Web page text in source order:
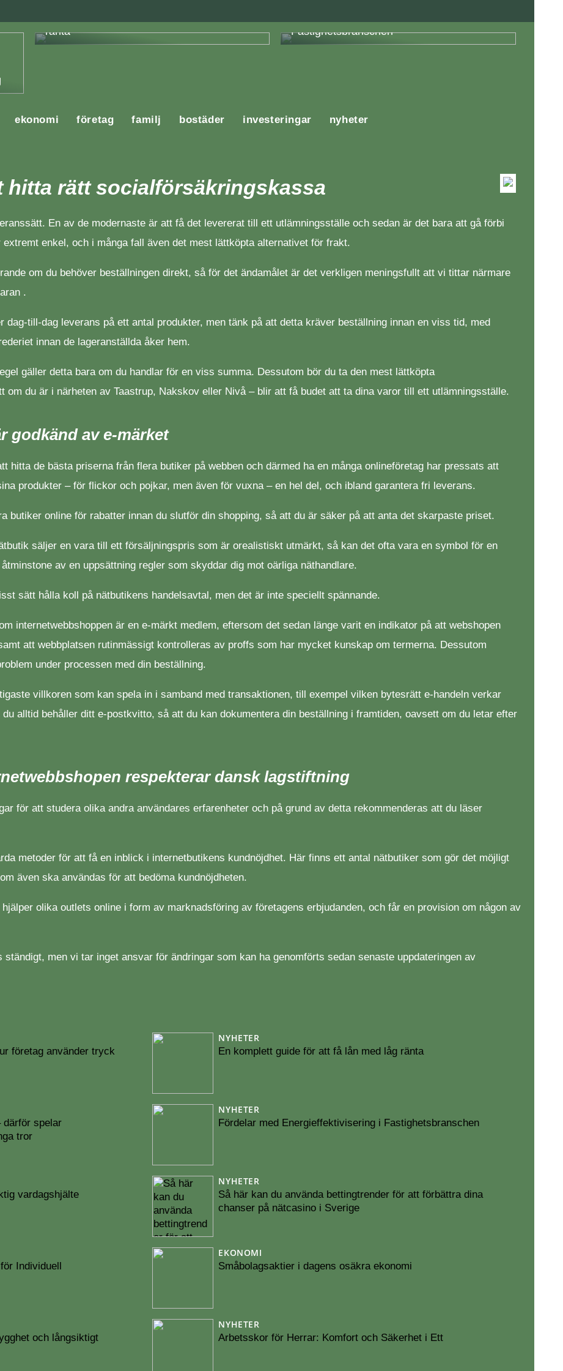
En komplett guide för att få lån med låg
ränta
Fördelar med Energieffektivisering i
Fastighetsbranschen
ekonomi företag familj bostäder investeringar nyheter
hitta rätt socialförsäkringskassa
En av de modernaste är att få det levererat till ett utlämningsställe och sedan är det bara att gå förbi
enkel, och i många fall även det mest lättköpta alternativet för frakt.
om du behöver beställningen direkt, så för det ändamålet är det verkligen meningsfullt att vi tittar närmare
.
dag-till-dag leverans på ett antal produkter, men tänk på att detta kräver beställning innan en viss tid, med
innan de lageranställda åker hem.
gäller detta bara om du handlar för en viss summa. Dessutom bör du ta den mest lättköpta
om du är i närheten av Taastrup, Nakskov eller Nivå – blir att få budet att ta dina varor till ett utlämningsställe.
godkänd av e-märket
hitta de bästa priserna från flera butiker på webben och därmed ha en många onlineföretag har pressats att
produkter – för flickor och pojkar, men även för vuxna – en hel del, och ibland garantera fri leverans.
butiker online för rabatter innan du slutför din shopping, så att du är säker på att anta det skarpaste priset.
säljer en vara till ett försäljningspris som är orealistiskt utmärkt, så kan det ofta vara en symbol för en
av en uppsättning regler som skyddar dig mot oärliga näthandlare.
sätt hålla koll på nätbutikens handelsavtal, men det är inte speciellt spännande.
internetwebbshoppen är en e-märkt medlem, eftersom det sedan länge varit en indikator på att webshopen
att webbplatsen rutinmässigt kontrolleras av proffs som har mycket kunskap om termerna. Dessutom
under processen med din beställning.
villkoren som kan spela in i samband med transaktionen, till exempel vilken bytesrätt e-handeln verkar
alltid behåller ditt e-postkvitto, så att du kan dokumentera din beställning i framtiden, oavsett om du letar efter
respekterar dansk lagstiftning
för att studera olika andra användares erfarenheter och på grund av detta rekommenderas att du läser
metoder för att få en inblick i internetbutikens kundnöjdhet. Här finns ett antal nätbutiker som gör det möjligt
även ska användas för att bedöma kundnöjdheten.
olika outlets online i form av marknadsföring av företagens erbjudanden, och får en provision om någon av
men vi tar inget ansvar för ändringar som kan ha genomförts sedan senaste uppdateringen av
företag använder tryck
därför spelar
tror
vardagshjälte
Individuell
och långsiktigt
NYHETER
En komplett guide för att få lån med låg ränta
NYHETER
Fördelar med Energieffektivisering i Fastighetsbranschen
NYHETER
Så här kan du använda bettingtrender för att förbättra dina
chanser på nätcasino i Sverige
EKONOMI
Småbolagsaktier i dagens osäkra ekonomi
NYHETER
Arbetsskor för Herrar: Komfort och Säkerhet i Ett